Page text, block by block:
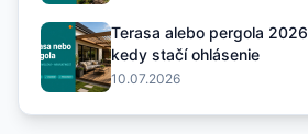
Terasa alebo pergola
kedy stačí ohlásenie
10.07.2026